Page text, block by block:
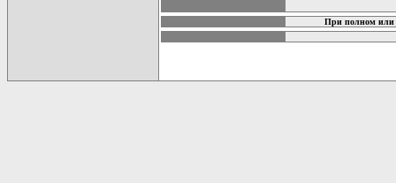
При полном или